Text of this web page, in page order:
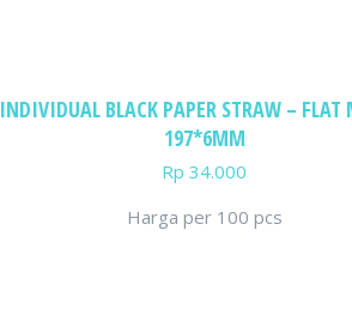
INDIVIDUAL BLACK PAPER STRAW – FLAT
197*6MM
Rp 34.000
Harga per 100 pcs